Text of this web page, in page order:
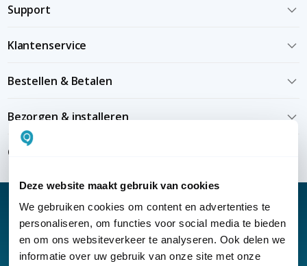
Deze website maakt gebruik van cookies
We gebruiken cookies om content en advertenties te
personaliseren, om functies voor social media te bieden
en om ons websiteverkeer te analyseren. Ook delen we
informatie over uw gebruik van onze site met onze
Support
Klantenservice
Bestellen & Betalen
Bezorgen & installeren
Over KommaGo
Nieuwsbrief